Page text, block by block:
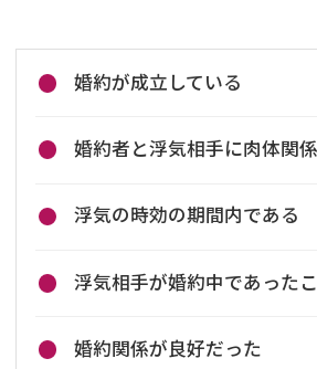
婚約が成立している
婚約者と浮気相手に肉体関
浮気の時効の期間内である
浮気相手が婚約中であった
婚約関係が良好だった